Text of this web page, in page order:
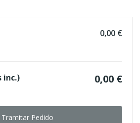
0,00 €
inc.) 0,00 €
Tramitar Pedido